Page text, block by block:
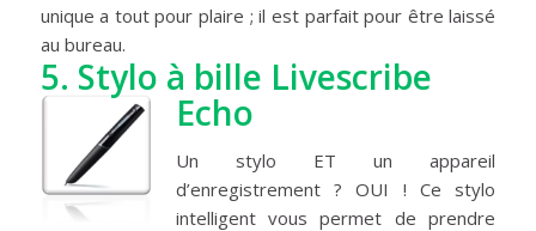
unique a tout pour plaire ; il est parfait pour être laissé
au bureau.
5. Stylo à bille Livescribe
Echo
Un stylo ET un appareil
d’enregistrement ? OUI ! Ce stylo
intelligent vous permet de prendre